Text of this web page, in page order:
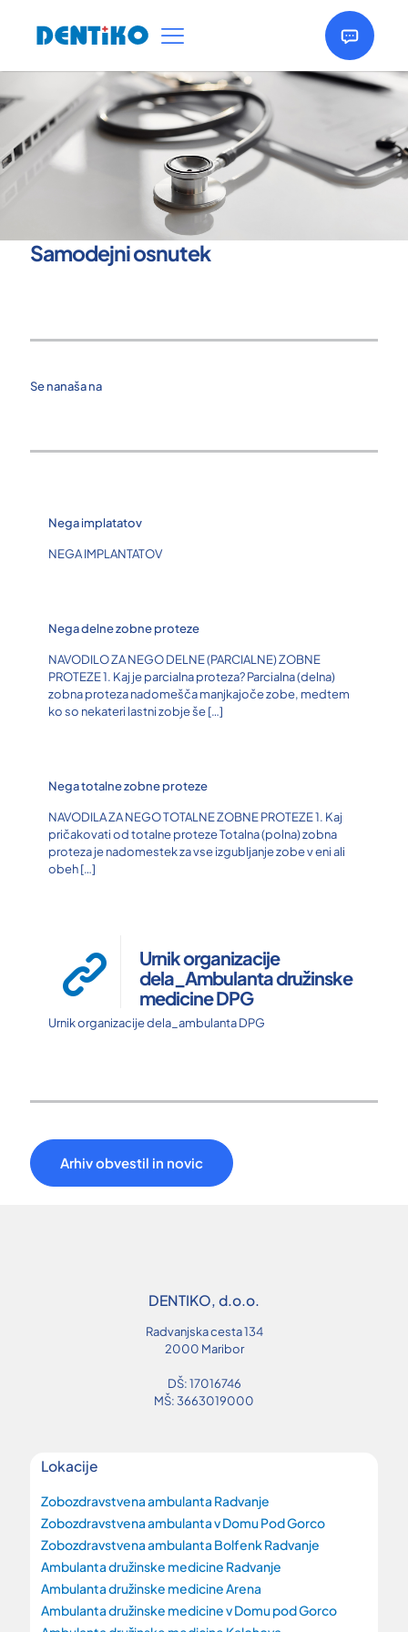
Samodejni osnutek
Se nanaša na
Nega implatatov
NEGA IMPLANTATOV
Nega delne zobne proteze
NAVODILO ZA NEGO DELNE (PARCIALNE) ZOBNE
PROTEZE 1. Kaj je parcialna proteza? Parcialna (delna)
zobna proteza nadomešča manjkajoče zobe, medtem
ko so nekateri lastni zobje še[…]
Nega totalne zobne proteze
NAVODILA ZA NEGO TOTALNE ZOBNE PROTEZE 1. Kaj
pričakovati od totalne proteze Totalna (polna) zobna
proteza je nadomestek za vse izgubljanje zobe v eni ali
obeh[…]
Urnik organizacije
dela_Ambulanta družinske
medicine DPG
Urnik organizacije dela_ambulanta DPG
Arhiv obvestil in novic
DENTIKO, d.o.o.
Radvanjska cesta 134
2000 Maribor
DŠ: 17016746
MŠ: 3663019000
Lokacije
Zobozdravstvena ambulanta Radvanje
Zobozdravstvena ambulanta v Domu Pod Gorco
Zobozdravstvena ambulanta Bolfenk Radvanje
Ambulanta družinske medicine Radvanje
Ambulanta družinske medicine Arena
Ambulanta družinske medicine v Domu pod Gorco